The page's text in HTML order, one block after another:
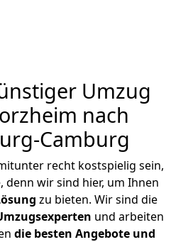
Umzug
nach
Camburg
recht kostspielig sein,
denn wir sind hier, um Ihnen
zu bieten. Wir sind die
und arbeiten
die besten Angebote und